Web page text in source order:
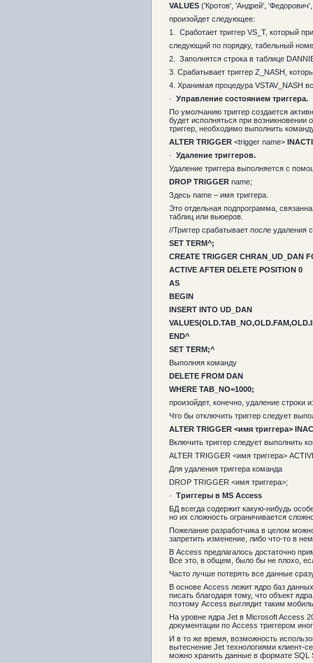
VALUES ('Кротов', 'Андрей',
произойдет следующее:
1. Сработает триггер VS_T, который
следующий по порядку, табельный
2. Заполнятся строка в таблице
3. Срабатывает триггер Z_NASH,
4. Хранимая процедура VSTAV_NASH
· Управление состоянием триггера.
По умолчанию триггер создается
будет исполняться при
триггер, необходимо выполнить
ALTER TRIGGER <trigger name>
· Удаление триггеров.
Удаление триггера выполняется с
DROP TRIGGER name;
Здесь name – имя триггера.
Это отдельная подпрограмма,
таблиц или вьюеров.
//Триггер срабатывает после удаления
SET TERM^;
CREATE TRIGGER CHRAN_UD_DAN
ACTIVE AFTER DELETE POSITION 0
AS
BEGIN
INSERT INTO UD_DAN
END^
SET TERM;^
Выполняя команду
DELETE FROM DAN
WHERE TAB_NO=1000;
произойдет, конечно, удаление строки
Что бы отключить триггер следует
ALTER TRIGGER <имя триггера>
Включить триггер следует выполнить
ALTER TRIGGER <имя триггера>
Для удаления триггера команда
DROP TRIGGER <имя триггера>;
· Триггеры в MS Access
БД всегда содержит какую-нибудь
но их сложность ограничивается
Пожелание разработчика в целом
запретить изменение, либо что-то в
В Access предлагалось достаточно
Все это, в общем, было бы не плохо,
Часто лучше потерять все данные
В основе Access лежит ядро баз
писать благодаря тому, что объект
поэтому Access выглядит таким
На уровне ядра Jet в Microsoft Access
документации по Access триггером
И в то же время, возможность
вытеснение Jet технологиями клиент-
можно хранить данные в формате SQL